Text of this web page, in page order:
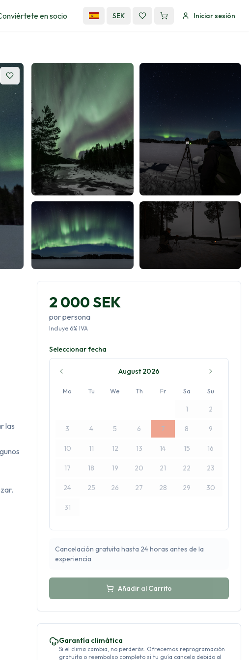
en socio SEK Iniciar sesión
las
2 000 SEK
por persona
Incluye 6% IVA
Seleccionar fecha
August 2026
Mo Tu We Th Fr Sa Su
1 2
3 4 5 6 7 8 9
10 11 12 13 14 15 16
17 18 19 20 21 22 23
24 25 26 27 28 29 30
31
Cancelación gratuita hasta 24 horas antes de la
experiencia
Añadir al Carrito
Garantía climática
Si el clima cambia, no perderás. Ofrecemos reprogramación
gratuita o reembolso completo si tu guía cancela debido al